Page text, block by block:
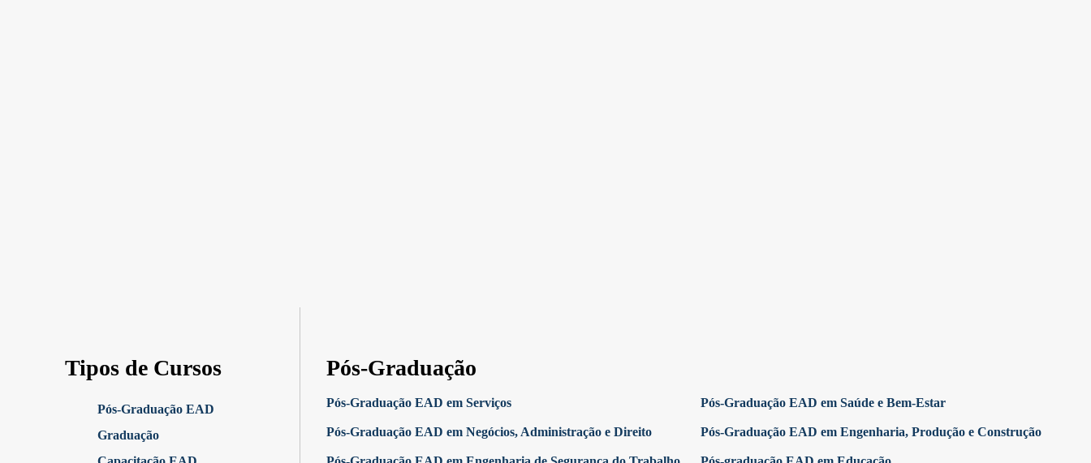
Tipos de Cursos
Pós-Graduação EAD
Graduação
Pós-Graduação
Pós-Graduação EAD em Serviços Pós-Graduação EAD em Saúde e Bem-Estar
Pós-Graduação EAD em Negócios, Administração e Direito Pós-Graduação EAD em Engenharia, Produção e Construção